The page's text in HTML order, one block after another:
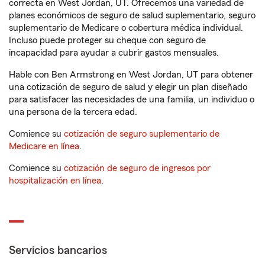
correcta en West Jordan, UT. Ofrecemos una variedad de
planes económicos de seguro de salud suplementario, seguro
suplementario de Medicare o cobertura médica individual.
Incluso puede proteger su cheque con seguro de
incapacidad para ayudar a cubrir gastos mensuales.
Hable con Ben Armstrong en West Jordan, UT para obtener
una cotización de seguro de salud y elegir un plan diseñado
para satisfacer las necesidades de una familia, un individuo o
una persona de la tercera edad.
Comience su cotización de seguro suplementario de
Medicare en línea.
Comience su cotización de seguro de ingresos por
hospitalización en línea.
Servicios bancarios